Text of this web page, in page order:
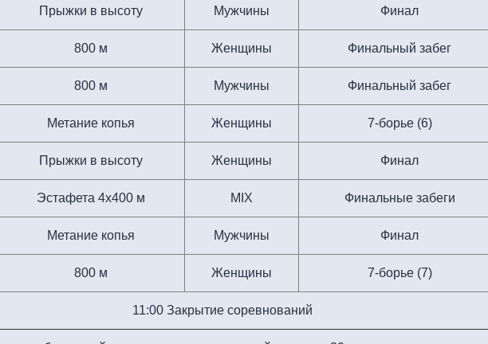
Прыжки в высоту Мужчины Финал
800 м Женщины Финальный забег
800 м Мужчины Финальный забег
Метание копья Женщины 7-борье (6)
Прыжки в высоту Женщины Финал
Эстафета 4х400 м МIX Финальные забеги
Метание копья Мужчины Финал
800 м Женщины 7-борье (7)
11:00 Закрытие соревнований